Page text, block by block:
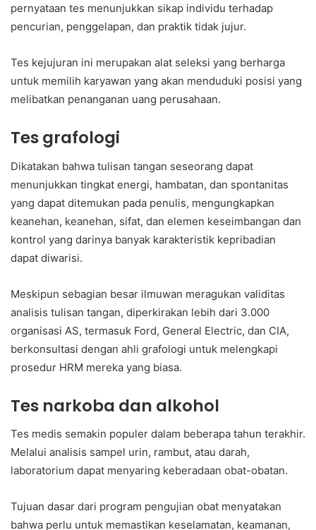
pernyataan tes menunjukkan sikap individu terhadap
pencurian, penggelapan, dan praktik tidak jujur.
Tes kejujuran ini merupakan alat seleksi yang berharga
untuk memilih karyawan yang akan menduduki posisi yang
melibatkan penanganan uang perusahaan.
Tes grafologi
Dikatakan bahwa tulisan tangan seseorang dapat
menunjukkan tingkat energi, hambatan, dan spontanitas
yang dapat ditemukan pada penulis, mengungkapkan
keanehan, keanehan, sifat, dan elemen keseimbangan dan
kontrol yang darinya banyak karakteristik kepribadian
dapat diwarisi.
Meskipun sebagian besar ilmuwan meragukan validitas
analisis tulisan tangan, diperkirakan lebih dari 3.000
organisasi AS, termasuk Ford, General Electric, dan CIA,
berkonsultasi dengan ahli grafologi untuk melengkapi
prosedur HRM mereka yang biasa.
Tes narkoba dan alkohol
Tes medis semakin populer dalam beberapa tahun terakhir.
Melalui analisis sampel urin, rambut, atau darah,
laboratorium dapat menyaring keberadaan obat-obatan.
Tujuan dasar dari program pengujian obat menyatakan
bahwa perlu untuk memastikan keselamatan, keamanan,